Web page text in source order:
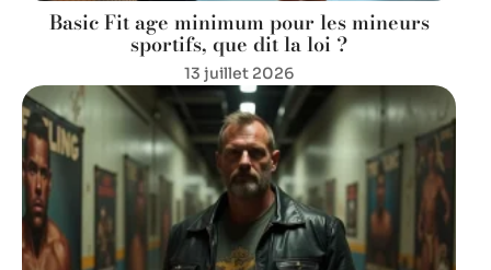
Basic Fit age minimum pour les mineurs
sportifs, que dit la loi ?
13 juillet 2026